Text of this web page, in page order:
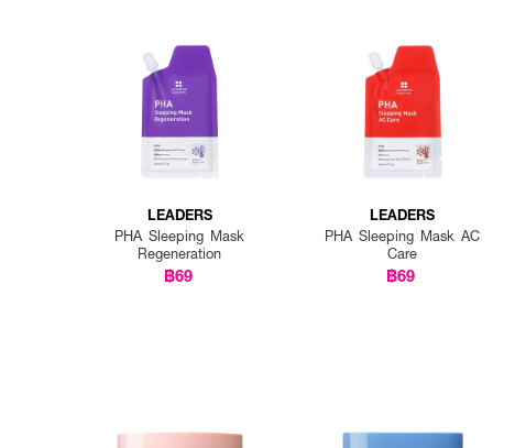
LEADERS
PHA Sleeping Mask
Regeneration
฿69
LEADERS
PHA Sleeping Mask AC
Care
฿69